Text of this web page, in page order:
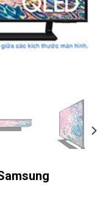
hòa